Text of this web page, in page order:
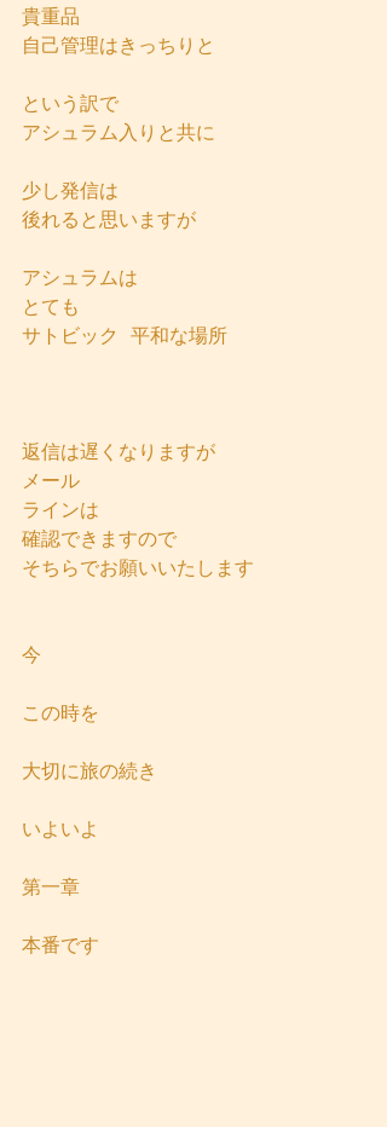
貴重品
自己管理はきっちりと
という訳で
アシュラム入りと共に
少し発信は
後れると思いますが
アシュラムは
とても
サトビック  平和な場所
返信は遅くなりますが
メール
ラインは
確認できますので
そちらでお願いいたします
今
この時を
大切に旅の続き
いよいよ
第一章
本番です